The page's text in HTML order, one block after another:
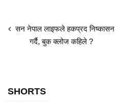
सन नेपाल लाइफले हकप्रद निष्कासन
गर्दै, बुक क्लोज कहिले ?
SHORTS